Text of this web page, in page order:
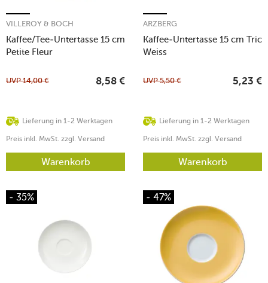
Kaffee/Tee-Untertasse 15 cm
Petite Fleur
VILLEROY & BOCH
Lieferung in 1-2 Werktagen
UVP14,00 € 8,58 €
Preis inkl. MwSt. zzgl. Versand
Warenkorb
Kaffee-Untertasse 15 cm Tric
Weiss
ARZBERG
Lieferung in 1-2 Werktagen
UVP5,50 € 5,23 €
Preis inkl. MwSt. zzgl. Versand
Warenkorb
- 35% - 47%